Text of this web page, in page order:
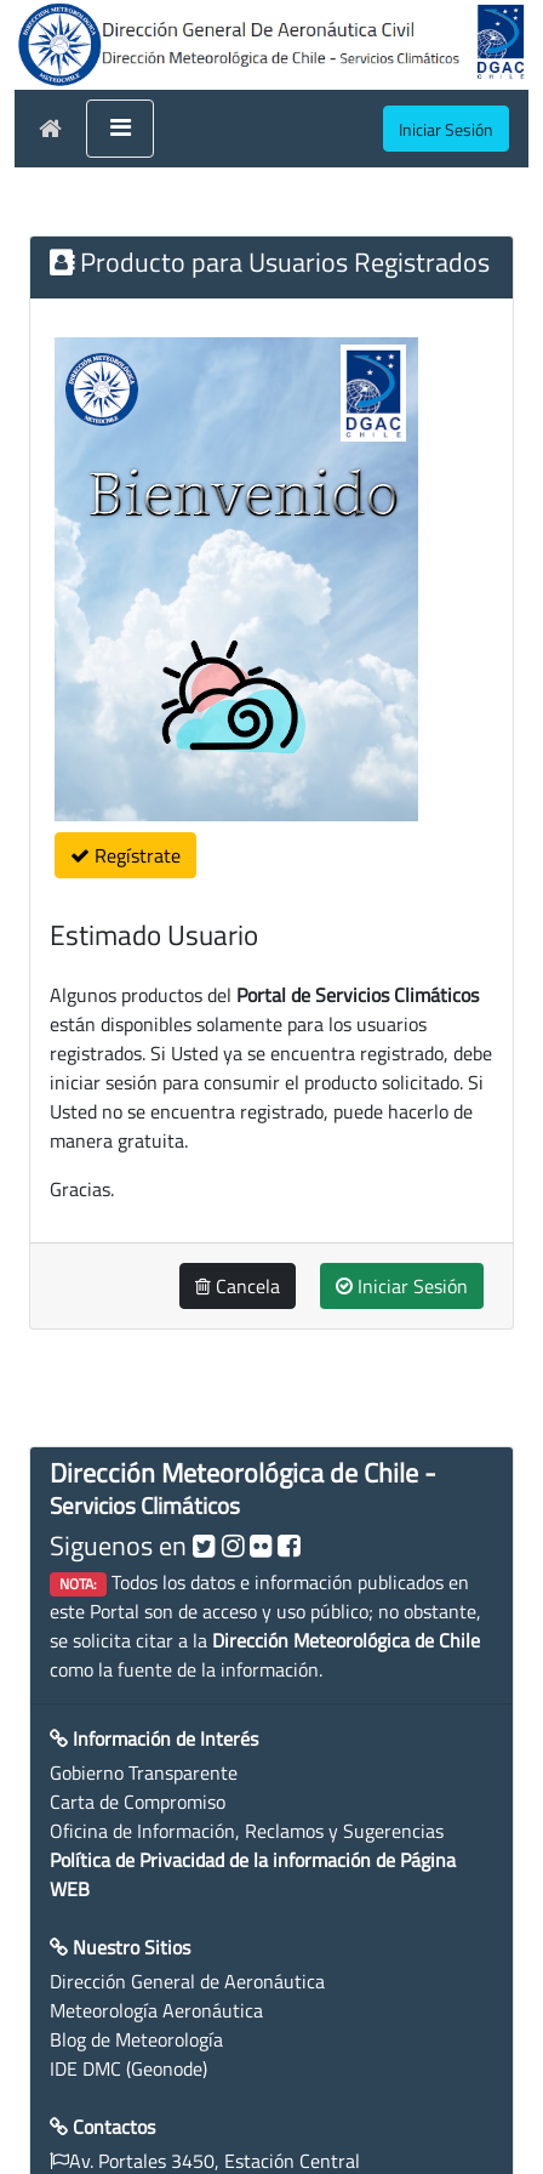
Iniciar Sesión
Producto para Usuarios Registrados
Regístrate
Estimado Usuario
Algunos productos del Portal de Servicios Climáticos
están disponibles solamente para los usuarios
registrados. Si Usted ya se encuentra registrado, debe
iniciar sesión para consumir el producto solicitado. Si
Usted no se encuentra registrado, puede hacerlo de
manera gratuita.
Gracias.
Cancela Iniciar Sesión
Dirección Meteorológica de Chile -
Servicios Climáticos
Siguenos en
NOTA: Todos los datos e información publicados en
este Portal son de acceso y uso público; no obstante,
se solicita citar a la Dirección Meteorológica de Chile
como la fuente de la información.
Información de Interés
Gobierno Transparente
Carta de Compromiso
Oficina de Información, Reclamos y Sugerencias
Política de Privacidad de la información de Página
WEB
Nuestro Sitios
Dirección General de Aeronáutica
Meteorología Aeronáutica
Blog de Meteorología
IDE DMC (Geonode)
Contactos
Av. Portales 3450, Estación Central